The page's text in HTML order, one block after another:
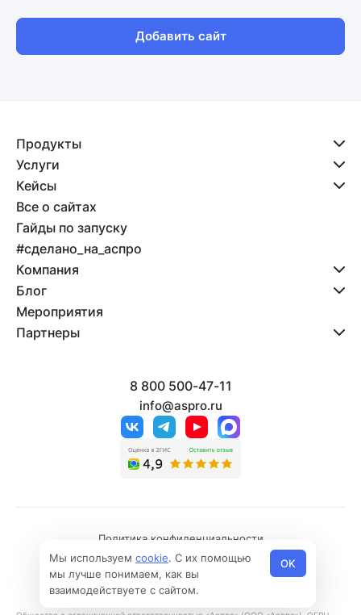
Добавить сайт
Продукты
Услуги
Кейсы
Все о сайтах
Гайды по запуску
#сделано_на_аспро
Компания
Блог
Мероприятия
Партнеры
8 800 500-47-11
info@aspro.ru
© 2026 Все права защищены
Политика конфиденциальности
Политика использования файлов cookies
Мы используем cookie. С их помощью
мы лучше понимаем, как вы
взаимодействуете с сайтом.
OK